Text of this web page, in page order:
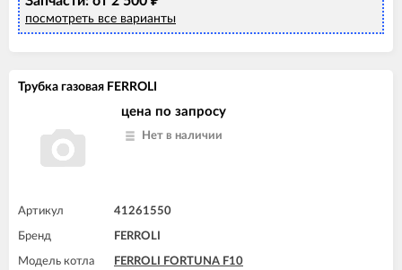
посмотреть все варианты
Трубка газовая FERROLI
цена по запросу
Нет в наличии
Артикул 41261550
Бренд FERROLI
Модель котла
FERROLI FORTUNA F10